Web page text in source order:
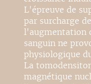
L'épreuve de
par surcharge
l'augmentation
sanguin ne
physiologique
La
magnétique